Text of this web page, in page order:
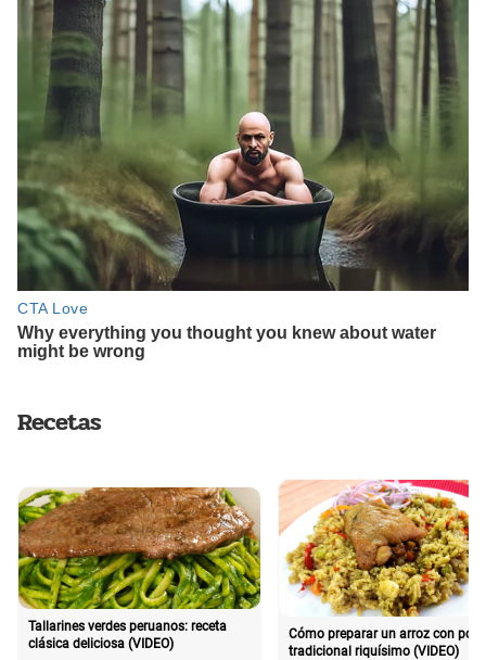
Recetas
Tallarines verdes peruanos: receta
clásica deliciosa (VIDEO)
Cómo preparar un arroz con pollo
tradicional riquísimo (VIDEO)